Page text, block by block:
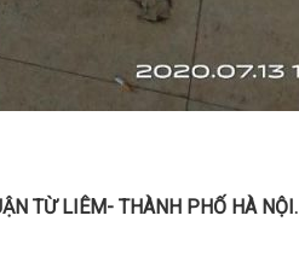
TỪ LIÊM- THÀNH PHỐ HÀ NỘI.